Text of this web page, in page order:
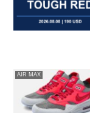
AIR MAX